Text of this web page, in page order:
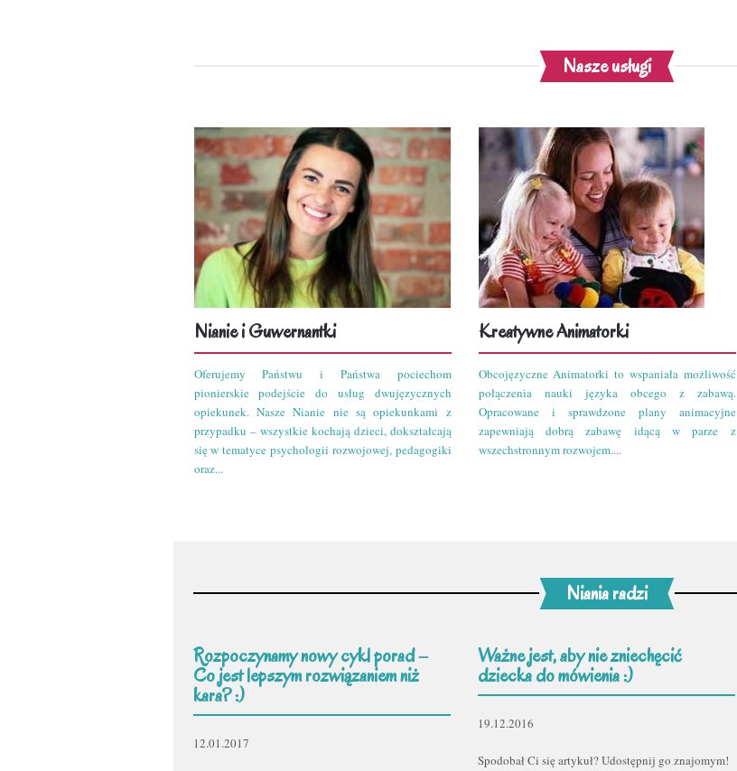
Nasze usługi
Nianie i Guwernantki
Oferujemy Państwu i Państwa pociechom
pionierskie podejście do usług dwujęzycznych
opiekunek. Nasze Nianie nie są opiekunkami z
przypadku – wszystkie kochają dzieci, dokształcają
się w tematyce psychologii rozwojowej, pedagogiki
oraz...
Kreatywne Animatorki
Obcojęzyczne Animatorki to wspaniała możliwość
połączenia nauki języka obcego z zabawą.
Opracowane i sprawdzone plany animacyjne
zapewniają dobrą zabawę idącą w parze z
wszechstronnym rozwojem....
Niania radzi
Rozpoczynamy nowy cykl porad –
Co jest lepszym rozwiązaniem niż
kara? :)
12.01.2017
Ważne jest, aby nie zniechęcić
dziecka do mówienia :)
19.12.2016
Spodobał Ci się artykuł? Udostępnij go znajomym!